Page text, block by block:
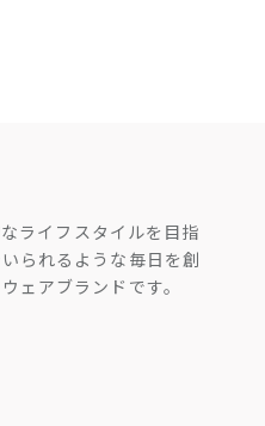
ライフスタイルを目指
られるような毎日を創
ェアブランドです。